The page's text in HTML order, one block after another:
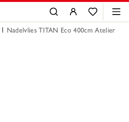
Nadelvlies TITAN Eco 400cm Atelier